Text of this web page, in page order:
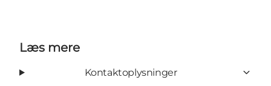
Læs mere
Kontaktoplysninger